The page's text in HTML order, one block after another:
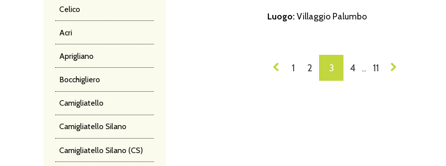
Celico
Acri
Aprigliano
Bocchigliero
Camigliatello
Camigliatello Silano
Camigliatello Silano (CS)
Luogo:Villaggio Palumbo
NAVIGAZIONE
1 2 3 4 … 11